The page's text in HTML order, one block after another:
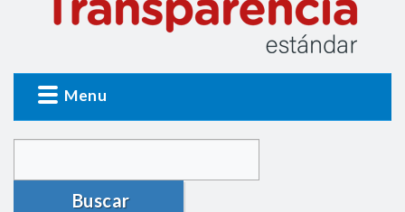
Menu
Buscar